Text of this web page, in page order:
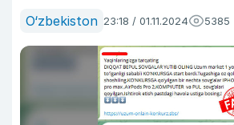
O‘zbekiston 23:18 / 01.11.2024 5385